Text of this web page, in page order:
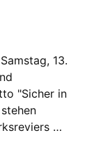
13.
"Sicher in
…